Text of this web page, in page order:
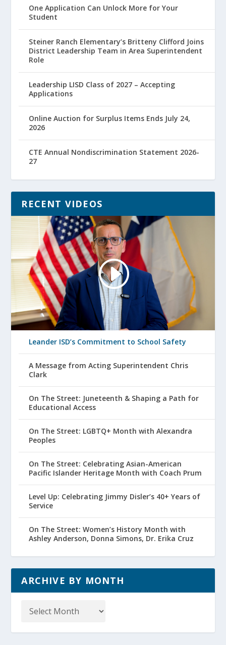
One Application Can Unlock More for Your
Student
Steiner Ranch Elementary’s Britteny Clifford Joins
District Leadership Team in Area Superintendent
Role
Leadership LISD Class of 2027 – Accepting
Applications
Online Auction for Surplus Items Ends July 24,
2026
CTE Annual Nondiscrimination Statement 2026-
27
RECENT VIDEOS
Leander ISD’s Commitment to School Safety
A Message from Acting Superintendent Chris
Clark
On The Street: Juneteenth & Shaping a Path for
Educational Access
On The Street: LGBTQ+ Month with Alexandra
Peoples
On The Street: Celebrating Asian-American
Pacific Islander Heritage Month with Coach Prum
Level Up: Celebrating Jimmy Disler’s 40+ Years of
Service
On The Street: Women’s History Month with
Ashley Anderson, Donna Simons, Dr. Erika Cruz
ARCHIVE BY MONTH